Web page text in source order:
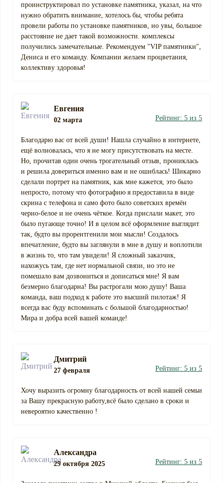
проинструктировал по установке памятника, указал, на что
нужно обратить внимание, хотелось бы, чтобы ребята
провели работы по установке памятников, но увы, большое
расстояние не дает такой возможности. комплексы
получились замечательные. Рекомендуем "VIP памятники",
Дениса и его команду. Компании желаем процветания,
коллективу здоровья!
Евгения
02 марта Рейтинг: 5 из 5
Благодарю вас от всей души! Нашла случайно в интернете,
ещё волновалась, что я не могу присутствовать на месте.
Но, прочитав один очень трогательный отзыв, прониклась
и решила довериться именно вам и не ошиблась! Шикарно
сделали портрет на памятник, как мне кажется, это было
непросто, потому что фотографию я предоставила в виде
скрина с телефона и само фото было советских времён
черно-белое и не очень чёткое. Когда прислали макет, это
было пугающе точно! И в целом всё оформление выглядит
так, будто вы прорентгенили мои мысли! Создалось
впечатление, будто вы заглянули в мне в душу и воплотили
в жизнь то, что там увидели! Я сложный заказчик,
нахожусь там, где нет нормальной связи, но это не
помешало вам дозвониться и дописаться мне! Я вам
безмерно благодарна! Вы растрогали мою душу! Ваша
команда, ваш подход к работе это высший пилотаж! Я
всегда вас буду вспоминать с большой благодарностью!
Мира и добра всей вашей команде!
Дмитрий
27 февраля Рейтинг: 5 из 5
Хочу выразить огромну благодарность от всей нашей семьи
за Вашу прекрасную работу,всё было сделано в сроки и
невероятно качественно !
Александра
29 октября 2025 Рейтинг: 5 из 5